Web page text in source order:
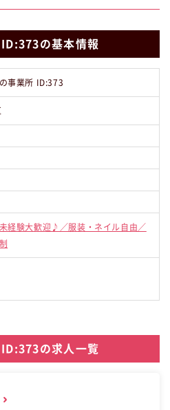
の基本情報
事業所 ID:373
未経験大歓迎♪／服装・ネイル自由／
の求人一覧